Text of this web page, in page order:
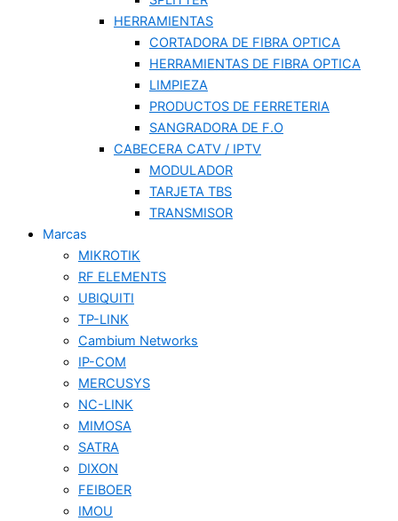
HERRAMIENTAS
CORTADORA DE FIBRA OPTICA
HERRAMIENTAS DE FIBRA OPTICA
LIMPIEZA
PRODUCTOS DE FERRETERIA
SANGRADORA DE F.O
CABECERA CATV / IPTV
MODULADOR
TARJETA TBS
TRANSMISOR
Marcas
MIKROTIK
RF ELEMENTS
UBIQUITI
TP-LINK
Cambium Networks
IP-COM
MERCUSYS
NC-LINK
MIMOSA
SATRA
DIXON
FEIBOER
IMOU